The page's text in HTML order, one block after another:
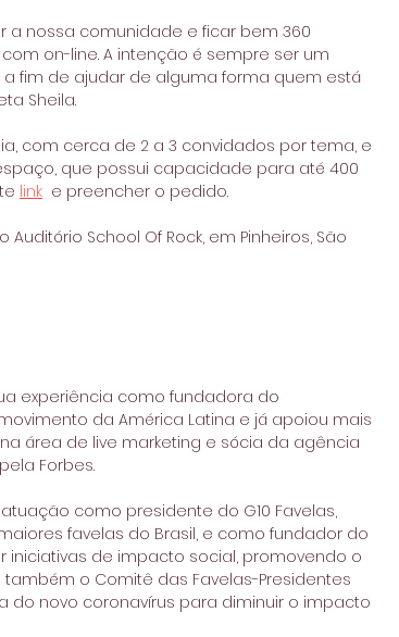
a nossa comunidade e ficar bem 360
on-line. A intenção é sempre ser um
fim de ajudar de alguma forma quem está
Sheila.
com cerca de 2 a 3 convidados por tema, e
que possui capacidade para até 400
link e preencher o pedido.
School Of Rock, em Pinheiros, São
experiência como fundadora do
da América Latina e já apoiou mais
área de live marketing e sócia da agência
Forbes.
como presidente do G10 Favelas,
favelas do Brasil, e como fundador do
iniciativas de impacto social, promovendo o
o Comitê das Favelas-Presidentes
do novo coronavírus para diminuir o impacto